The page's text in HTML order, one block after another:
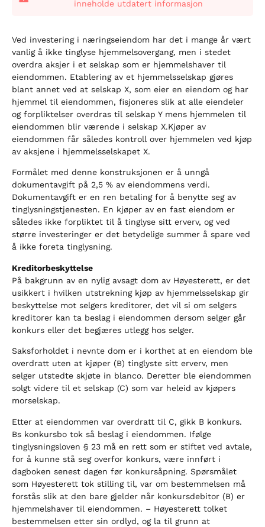
inneholde utdatert informasjon
Ved investering i næringseiendom har det i mange år vært
vanlig å ikke tinglyse hjemmelsovergang, men i stedet
overdra aksjer i et selskap som er hjemmelshaver til
eiendommen. Etablering av et hjemmelsselskap gjøres
blant annet ved at selskap X, som eier en eiendom og har
hjemmel til eiendommen, fisjoneres slik at alle eiendeler
og forpliktelser overdras til selskap Y mens hjemmelen til
eiendommen blir værende i selskap X.Kjøper av
eiendommen får således kontroll over hjemmelen ved kjøp
av aksjene i hjemmelsselskapet X.
Formålet med denne konstruksjonen er å unngå
dokumentavgift på 2,5 % av eiendommens verdi.
Dokumentavgift er en ren betaling for å benytte seg av
tinglysningstjenesten. En kjøper av en fast eiendom er
således ikke forpliktet til å tinglyse sitt erverv, og ved
større investeringer er det betydelige summer å spare ved
å ikke foreta tinglysning.
Kreditorbeskyttelse
På bakgrunn av en nylig avsagt dom av Høyesterett, er det
usikkert i hvilken utstrekning kjøp av hjemmelsselskap gir
beskyttelse mot selgers kreditorer, det vil si om selgers
kreditorer kan ta beslag i eiendommen dersom selger går
konkurs eller det begjæres utlegg hos selger.
Saksforholdet i nevnte dom er i korthet at en eiendom ble
overdratt uten at kjøper (B) tinglyste sitt erverv, men
selger utstedte skjøte in blanco. Deretter ble eiendommen
solgt videre til et selskap (C) som var heleid av kjøpers
morselskap.
Etter at eiendommen var overdratt til C, gikk B konkurs.
Bs konkursbo tok så beslag i eiendommen. Ifølge
tinglysningsloven § 23 må en rett som er stiftet ved avtale,
for å kunne stå seg overfor konkurs, være innført i
dagboken senest dagen før konkursåpning. Spørsmålet
som Høyesterett tok stilling til, var om bestemmelsen må
forstås slik at den bare gjelder når konkursdebitor (B) er
hjemmelshaver til eiendommen. – Høyesterett tolket
bestemmelsen etter sin ordlyd, og la til grunn at